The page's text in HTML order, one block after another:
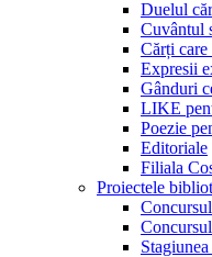
Duelul
Cuvântul
Cărți care
Expresii
Gânduri
LIKE
Poezie
Editoriale
Filiala
Proiectele